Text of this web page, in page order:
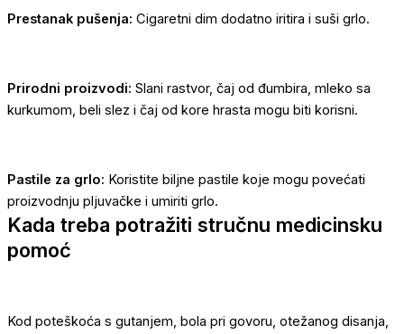
Prestanak pušenja: Cigaretni dim dodatno iritira i suši grlo.
Prirodni proizvodi: Slani rastvor, čaj od đumbira, mleko sa
kurkumom, beli slez i čaj od kore hrasta mogu biti korisni.
Pastile za grlo: Koristite biljne pastile koje mogu povećati
proizvodnju pljuvačke i umiriti grlo.
Kada treba potražiti stručnu medicinsku
pomoć
Kod poteškoća s gutanjem, bola pri govoru, otežanog disanja,